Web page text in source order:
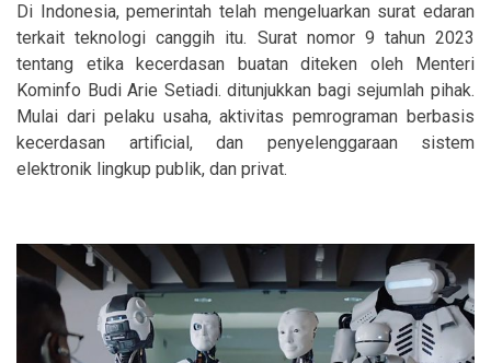
Di Indonesia, pemerintah telah mengeluarkan surat edaran
terkait teknologi canggih itu. Surat nomor 9 tahun 2023
tentang etika kecerdasan buatan diteken oleh Menteri
Kominfo Budi Arie Setiadi. ditunjukkan bagi sejumlah pihak.
Mulai dari pelaku usaha, aktivitas pemrograman berbasis
kecerdasan artificial, dan penyelenggaraan sistem
elektronik lingkup publik, dan privat.